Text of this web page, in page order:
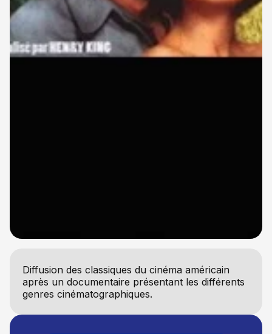
Diffusion des classiques du cinéma américain
après un documentaire présentant les différents
genres cinématographiques.